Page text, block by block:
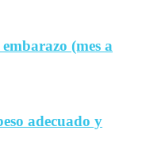
(mes a
adecuado y